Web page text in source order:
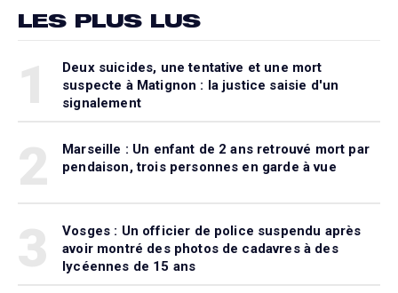
LES PLUS LUS
Deux suicides, une tentative et une mort
suspecte à Matignon : la justice saisie d'un
signalement
Marseille : Un enfant de 2 ans retrouvé mort par
pendaison, trois personnes en garde à vue
Vosges : Un officier de police suspendu après
avoir montré des photos de cadavres à des
lycéennes de 15 ans